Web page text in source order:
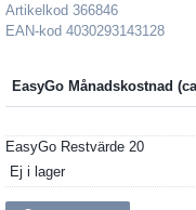
Artikelkod366846
EAN-kod4030293143128
EasyGo Månadskostnad
EasyGo Restvärde20
Ej i lager